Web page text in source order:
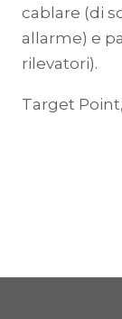
cablare (di
allarme) e
rilevatori).
Target